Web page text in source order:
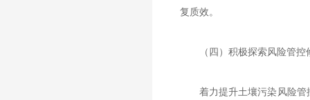
复质效。
（四）积极探索风险管
着力提升土壤污染风险